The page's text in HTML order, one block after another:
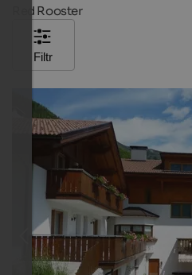
Red Rooster
Filtr